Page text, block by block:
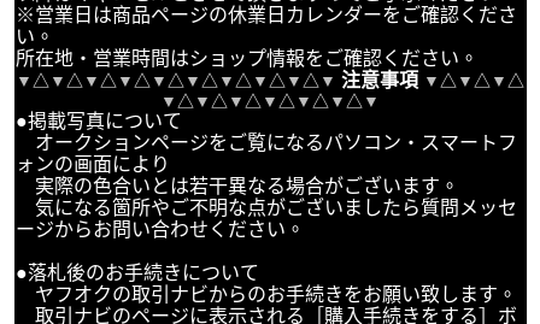
※営業日は商品ページの休業日カレンダーをご確認くださ
い。
所在地・営業時間はショップ情報をご確認ください。
▼ △ ▼ △ ▼ △ ▼ △ ▼ △ ▼ △ ▼ △ ▼ △ ▼ △ ▼ 注意事項 ▼ △ ▼ △ ▼ △
▼ △ ▼ △ ▼ △ ▼ △ ▼ △ ▼ △ ▼
●掲載写真について
オークションページをご覧になるパソコン・スマートフ
ォンの画面により
実際の色合いとは若干異なる場合がございます。
気になる箇所やご不明な点がございましたら質問メッセ
ージからお問い合わせください。
●落札後のお手続きについて
ヤフオクの取引ナビからのお手続きをお願い致します。
取引ナビのページに表示される［購入手続きをする］ボ